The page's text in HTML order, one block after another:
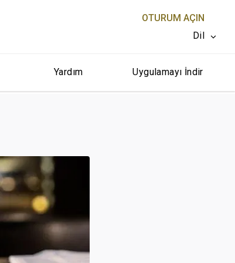
OTURUM AÇIN
Dil
KAPAT X
Yardım Uygulamayı İndir